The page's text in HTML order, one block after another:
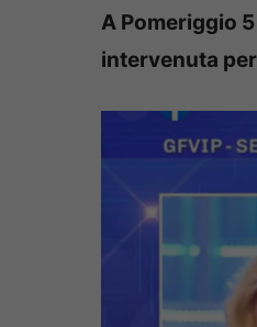
A Pomeriggio
intervenuta